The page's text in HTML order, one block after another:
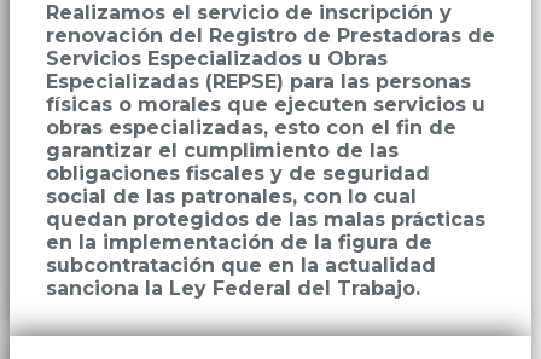
Realizamos el servicio de inscripción y
renovación del Registro de Prestadoras de
Servicios Especializados u Obras
Especializadas (REPSE) para las personas
físicas o morales que ejecuten servicios u
obras especializadas, esto con el fin de
garantizar el cumplimiento de las
obligaciones fiscales y de seguridad
social de las patronales, con lo cual
quedan protegidos de las malas prácticas
en la implementación de la figura de
subcontratación que en la actualidad
sanciona la Ley Federal del Trabajo.